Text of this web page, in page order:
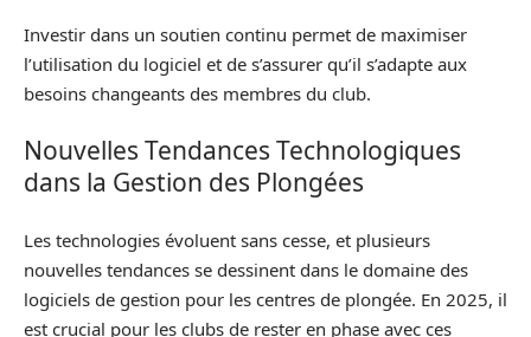
Investir dans un soutien continu permet de maximiser
l’utilisation du logiciel et de s’assurer qu’il s’adapte aux
besoins changeants des membres du club.
Nouvelles Tendances Technologiques
dans la Gestion des Plongées
Les technologies évoluent sans cesse, et plusieurs
nouvelles tendances se dessinent dans le domaine des
logiciels de gestion pour les centres de plongée. En 2025, il
est crucial pour les clubs de rester en phase avec ces